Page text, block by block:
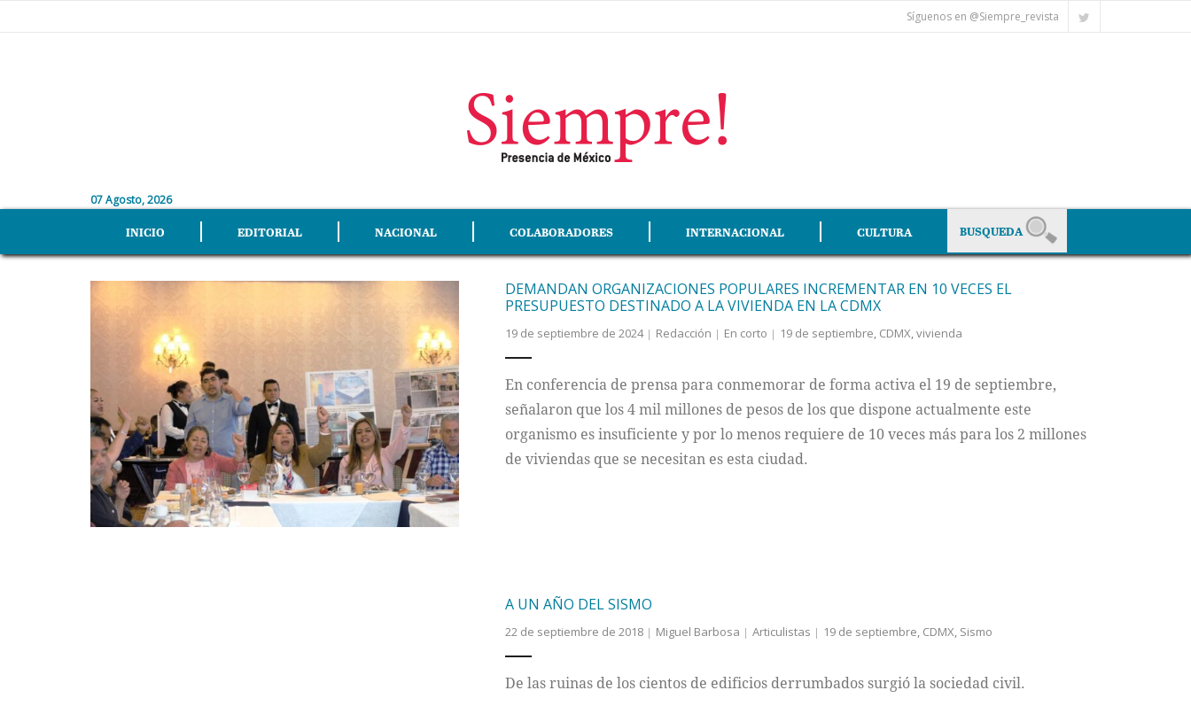
Síguenos en @Siempre_revista
07 Agosto, 2026
INICIO EDITORIAL NACIONAL COLABORADORES INTERNACIONAL CULTURA
DEMANDAN ORGANIZACIONES POPULARES INCREMENTAR EN 10 VECES EL
PRESUPUESTO DESTINADO A LA VIVIENDA EN LA CDMX
19 de septiembre de 2024 Redacción En corto 19 de septiembre, CDMX,vivienda
En conferencia de prensa para conmemorar de forma activa el 19 de septiembre,
señalaron que los 4 mil millones de pesos de los que dispone actualmente este
organismo es insuficiente y por lo menos requiere de 10 veces más para los 2 millones
de viviendas que se necesitan es esta ciudad.
A UN AÑO DEL SISMO
22 de septiembre de 2018 Miguel Barbosa Articulistas 19 de septiembre CDMX Sismo
De las ruinas de los cientos de edificios derrumbados surgió la sociedad civil.